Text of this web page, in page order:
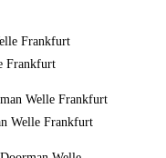
Frankfurt
Welle Frankfurt